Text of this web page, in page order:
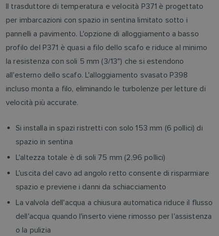
Il trasduttore di temperatura e velocità P371 è progettato
per imbarcazioni con spazio in sentina limitato sotto i
pannelli a pavimento. L'opzione di alloggiamento a basso
profilo del P371 è quasi a filo dello scafo e riduce al minimo
la resistenza con soli 5 mm (3/13") che si estendono
all'esterno dello scafo. L'alloggiamento svasato P398
incluso monta a filo, eliminando le turbolenze per letture di
velocità più accurate.
Si installa in spazi ristretti con solo 153 mm (6 pollici) di
spazio in sentina
L'altezza totale è di soli 75 mm (2,96 pollici)
L'uscita del cavo ad angolo retto consente di risparmiare
spazio e previene i danni da schiacciamento
La valvola dell'acqua a chiusura automatica riduce il flusso
dell'acqua quando l'inserto viene rimosso per l'assistenza
o la pulizia